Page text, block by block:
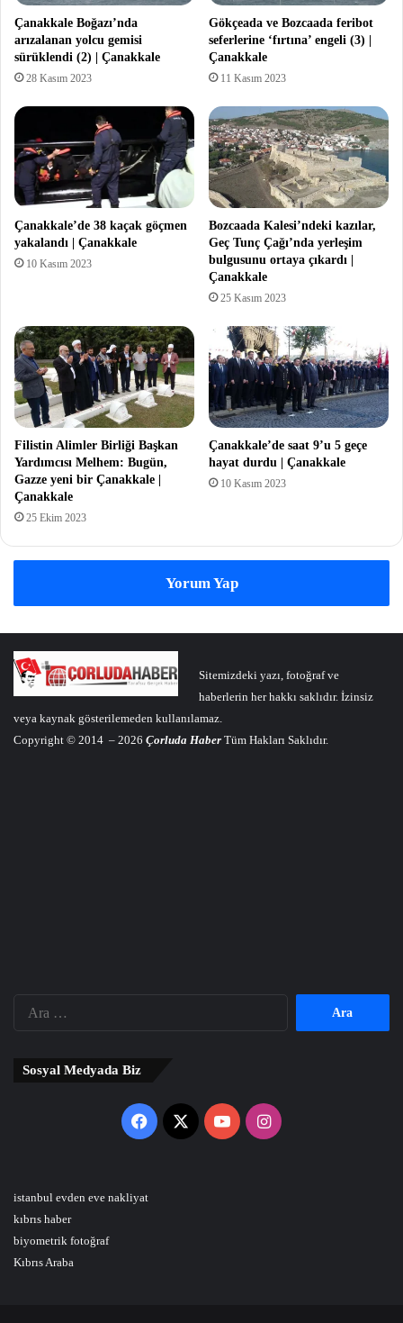
Çanakkale Boğazı’nda
arızalanan yolcu gemisi
sürüklendi (2) | Çanakkale
28 Kasım 2023
Gökçeada ve Bozcaada feribot
seferlerine ‘fırtına’ engeli (3) |
Çanakkale
11 Kasım 2023
Çanakkale’de 38 kaçak göçmen
yakalandı | Çanakkale
10 Kasım 2023
Bozcaada Kalesi’ndeki kazılar,
Geç Tunç Çağı’nda yerleşim
bulgusunu ortaya çıkardı |
Çanakkale
25 Kasım 2023
Filistin Alimler Birliği Başkan
Yardımcısı Melhem: Bugün,
Gazze yeni bir Çanakkale |
Çanakkale
25 Ekim 2023
Çanakkale’de saat 9’u 5 geçe
hayat durdu | Çanakkale
10 Kasım 2023
Yorum Yap
Sitemizdeki yazı, fotoğraf ve
haberlerin her hakkı saklıdır. İzinsiz
veya kaynak gösterilemeden kullanılamaz.
Copyright © 2014 – 2026 Çorluda Haber Tüm Hakları Saklıdır.
Sosyal Medyada Biz
Facebook
X YouTubeInstagram
istanbul evden eve nakliyat
kıbrıs haber
biyometrik fotoğraf
Kıbrıs Araba